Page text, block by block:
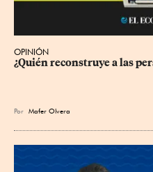
OPINIÓN
¿Quién reconstruye a las
Por Mafer Olvera